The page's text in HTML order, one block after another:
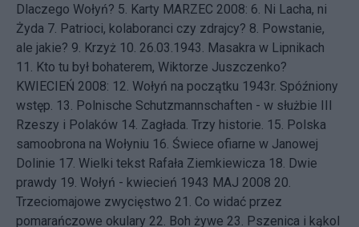
Dlaczego Wołyń? 5. Karty MARZEC 2008: 6. Ni Lacha, ni
Żyda 7. Patrioci, kolaboranci czy zdrajcy? 8. Powstanie,
ale jakie? 9. Krzyż 10. 26.03.1943. Masakra w Lipnikach
11.
Kto tu był bohaterem, Wiktorze Juszczenko?
KWIECIEŃ 2008: 12. Wołyń na początku 1943r. Spóźniony
wstęp. 13. Polnische Schutzmannschaften - w służbie III
Rzeszy i Polaków 14. Zagłada. Trzy historie. 15. Polska
samoobrona na Wołyniu 16. Świece ofiarne w Janowej
Dolinie 17. Wielki tekst Rafała Ziemkiewicza 18. Dwie
prawdy 19. Wołyń - kwiecień 1943 MAJ 2008 20.
Trzeciomajowe zwycięstwo 21. Co widać przez
pomarańczowe okulary 22. Boh żywe 23. Pszenica i kąkol